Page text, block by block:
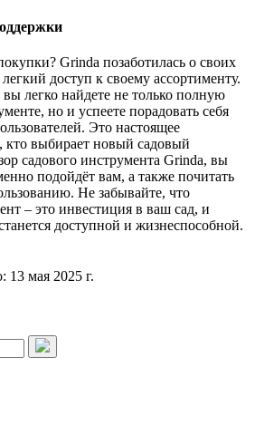
Grinda позаботилась о своих
доступ к своему ассортименту.
легко найдете не только полную
но и успеете порадовать себя
Это настоящее
кто выбирает новый садовый
садового инструмента Grinda, вы
подойдёт вам, а также почитать
Не забывайте, что
– это инвестиция в ваш сад, и
доступной и жизнеспособной.
13 мая 2025 г.